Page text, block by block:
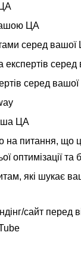
ЦА
серед вашої
експертів
серед
ЦА
на питання, що
та
які шукає
сайт перед